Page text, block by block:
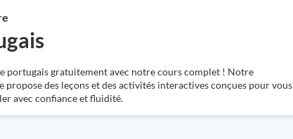
portugais gratuitement avec notre cours complet ! Notre
propose des leçons et des activités interactives conçues pour vous
avec confiance et fluidité.